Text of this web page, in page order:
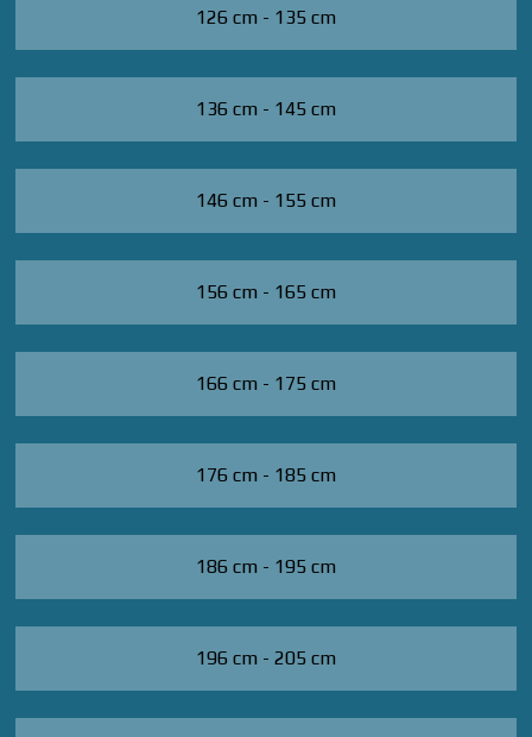
126 cm - 135 cm
136 cm - 145 cm
146 cm - 155 cm
156 cm - 165 cm
166 cm - 175 cm
176 cm - 185 cm
186 cm - 195 cm
196 cm - 205 cm